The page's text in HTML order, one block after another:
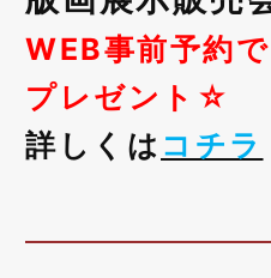
WEB事前予約
プレゼント☆
詳しくは コチラ